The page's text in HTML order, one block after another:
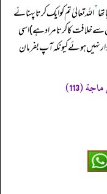
”اللہ تعالیٰ تم کو ایک کرتا پہنائے
خلافت کا کرتا مراد ہے) اسی
نہیں ہوئے کیونکہ آپ بفرمان
(113)